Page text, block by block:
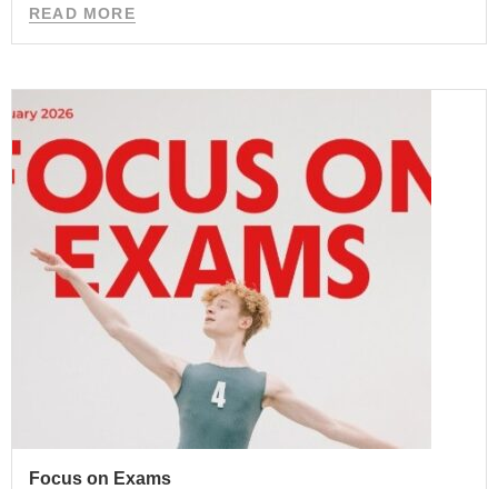
READ MORE
Focus on Exams